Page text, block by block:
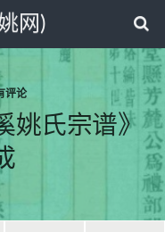
网)
评论
姚氏宗谱》